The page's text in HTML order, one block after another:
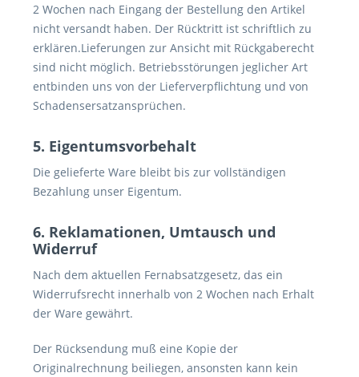
2 Wochen nach Eingang der Bestellung den Artikel
nicht versandt haben. Der Rücktritt ist schriftlich zu
erklären.Lieferungen zur Ansicht mit Rückgaberecht
sind nicht möglich. Betriebsstörungen jeglicher Art
entbinden uns von der Lieferverpflichtung und von
Schadensersatzansprüchen.
5. Eigentumsvorbehalt
Die gelieferte Ware bleibt bis zur vollständigen
Bezahlung unser Eigentum.
6. Reklamationen, Umtausch und
Widerruf
Nach dem aktuellen Fernabsatzgesetz, das ein
Widerrufsrecht innerhalb von 2 Wochen nach Erhalt
der Ware gewährt.
Der Rücksendung muß eine Kopie der
Originalrechnung beiliegen, ansonsten kann kein